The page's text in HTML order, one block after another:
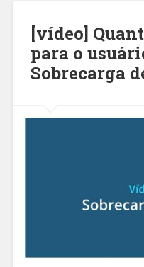
[vídeo]
para o
Sobrecarga